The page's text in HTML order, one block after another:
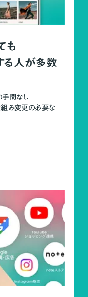
も
る人が多数
手間なし
組み変更の必要な